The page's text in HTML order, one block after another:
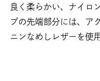
良く柔らかい、ナイロ
プの先端部分には、ア
ニンなめしレザーを使